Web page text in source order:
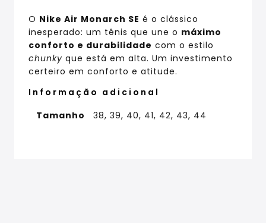
O Nike Air Monarch SE é o clássico
inesperado: um tênis que une o máximo
conforto e durabilidade com o estilo
chunky que está em alta. Um investimento
certeiro em conforto e atitude.
Informação adicional
Tamanho
38, 39, 40, 41, 42, 43, 44